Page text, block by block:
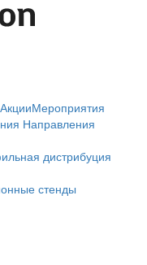
АкцииМероприятия
Направления
дистрибуция
стенды